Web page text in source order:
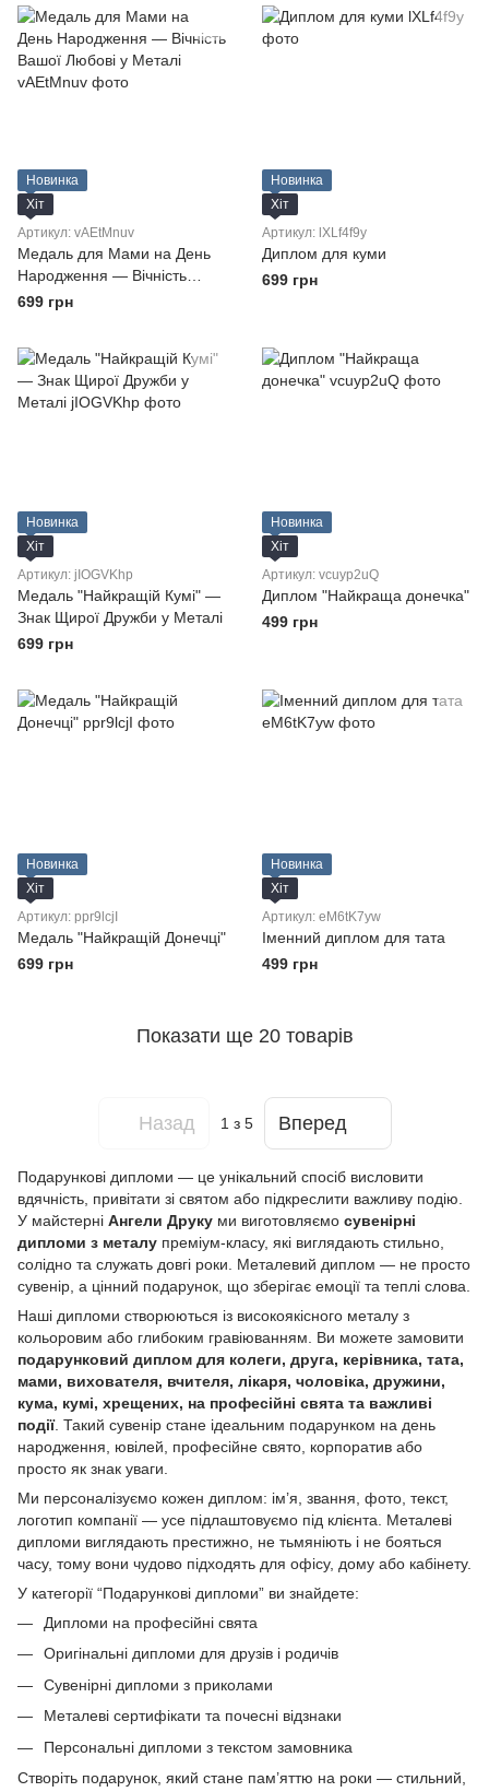
Новинка
Хіт
Артикул: vAEtMnuv
Медаль для Мами на День
Народження — Вічність
Вашої Любові у Металі
699 грн
Новинка
Хіт
Артикул: lXLf4f9y
Диплом для куми
699 грн
Новинка
Хіт
Артикул: jIOGVKhp
Медаль "Найкращій Кумі" —
Знак Щирої Дружби у Металі
699 грн
Новинка
Хіт
Артикул: vcuyp2uQ
Диплом "Найкраща донечка"
499 грн
Новинка
Хіт
Артикул: ppr9lcjI
Медаль "Найкращій Донечці"
699 грн
Новинка
Хіт
Артикул: eM6tK7yw
Іменний диплом для тата
499 грн
Показати ще 20 товарів
Назад 1 з 5 Вперед
Подарункові дипломи — це унікальний спосіб висловити
вдячність, привітати зі святом або підкреслити важливу подію.
У майстерні Ангели Друку ми виготовляємо сувенірні
дипломи з металу преміум-класу, які виглядають стильно,
солідно та служать довгі роки. Металевий диплом — не просто
сувенір, а цінний подарунок, що зберігає емоції та теплі слова.
Наші дипломи створюються із високоякісного металу з
кольоровим або глибоким гравіюванням. Ви можете замовити
подарунковий диплом для колеги, друга, керівника, тата,
мами, вихователя, вчителя, лікаря, чоловіка, дружини,
кума, кумі, хрещених, на професійні свята та важливі
події. Такий сувенір стане ідеальним подарунком на день
народження, ювілей, професійне свято, корпоратив або
просто як знак уваги.
Ми персоналізуємо кожен диплом: ім’я, звання, фото, текст,
логотип компанії — усе підлаштовуємо під клієнта. Металеві
дипломи виглядають престижно, не тьмяніють і не бояться
часу, тому вони чудово підходять для офісу, дому або кабінету.
У категорії “Подарункові дипломи” ви знайдете:
Дипломи на професійні свята
Оригінальні дипломи для друзів і родичів
Сувенірні дипломи з приколами
Металеві сертифікати та почесні відзнаки
Персональні дипломи з текстом замовника
Створіть подарунок, який стане пам’яттю на роки — стильний,